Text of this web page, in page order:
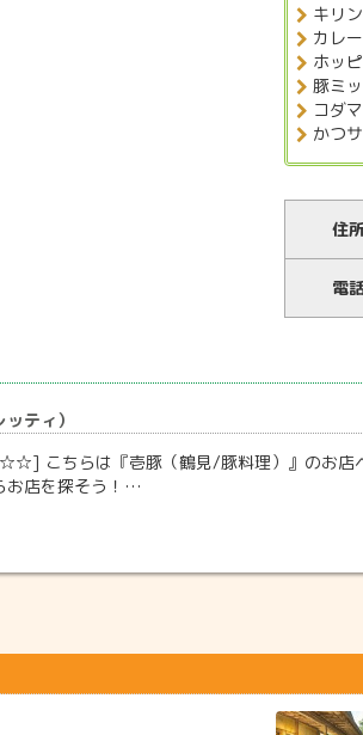
キリ
カレ
ホッ
豚ミ
コダ
かつ
住所
電
ティ）
こちらは『壱豚（鶴見/豚料理）』のお店
お店を探そう！…